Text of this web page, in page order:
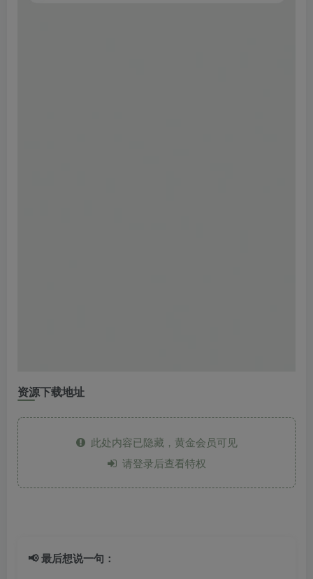
资源下载地址
此处内容已隐藏，黄金会员可见
请登录后查看特权
📢 最后想说一句：